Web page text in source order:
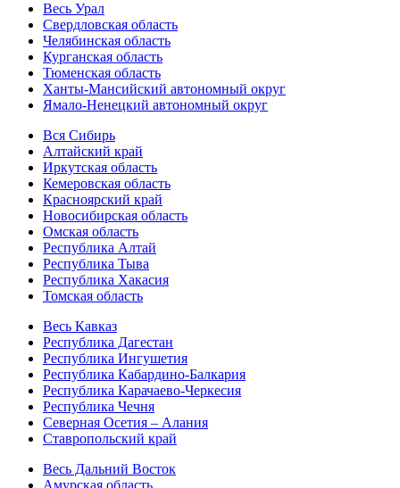
Весь Урал
Свердловская область
Челябинская область
Курганская область
Тюменская область
Ханты-Мансийский автономный округ
Ямало-Ненецкий автономный округ
Вся Сибирь
Алтайский край
Иркутская область
Кемеровская область
Красноярский край
Новосибирская область
Омская область
Республика Алтай
Республика Тыва
Республика Хакасия
Томская область
Весь Кавказ
Республика Дагестан
Республика Ингушетия
Республика Кабардино-Балкария
Республика Карачаево-Черкесия
Республика Чечня
Северная Осетия – Алания
Ставропольский край
Весь Дальний Восток
Амурская область